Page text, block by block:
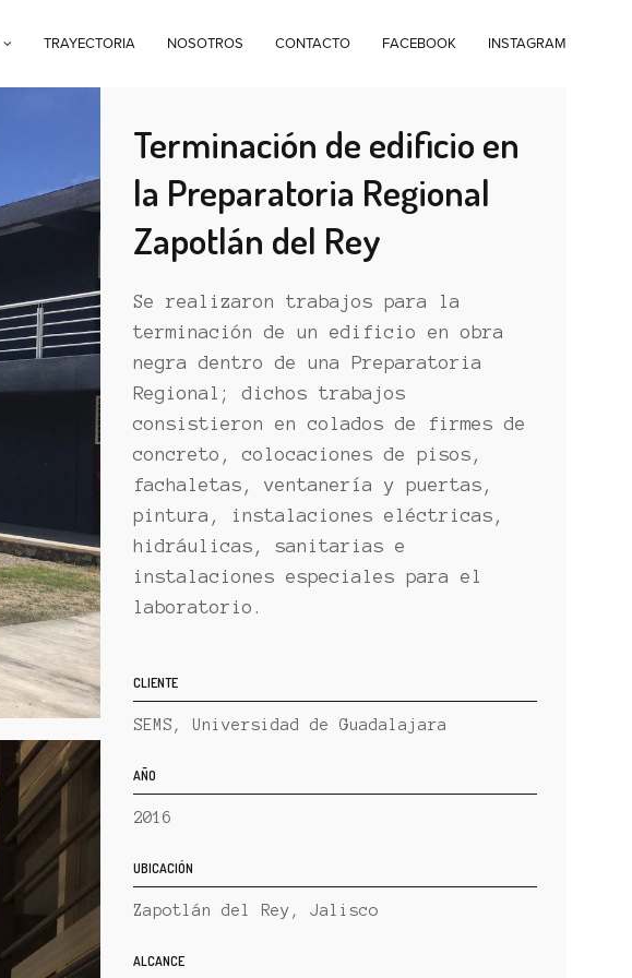
TRAYECTORIA NOSOTROS CONTACTO FACEBOOK INSTAGRAM
Terminación de edificio en
la Preparatoria Regional
Zapotlán del Rey
Se realizaron trabajos para la
terminación de un edificio en obra
negra dentro de una Preparatoria
Regional; dichos trabajos
consistieron en colados de firmes de
concreto, colocaciones de pisos,
fachaletas, ventanería y puertas,
pintura, instalaciones eléctricas,
hidráulicas, sanitarias e
instalaciones especiales para el
laboratorio.
CLIENTE
SEMS, Universidad de Guadalajara
AÑO
2016
UBICACIÓN
Zapotlán del Rey, Jalisco
ALCANCE